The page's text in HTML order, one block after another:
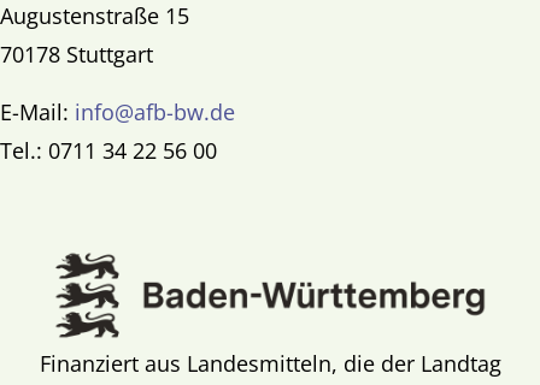
Augustenstraße 15
70178 Stuttgart
E-Mail: info@afb-bw.de
Tel.: 0711 34 22 56 00
Finanziert aus Landesmitteln, die der Landtag